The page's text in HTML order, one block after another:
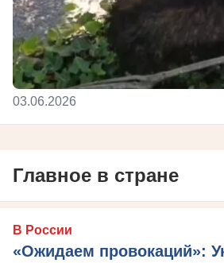
03.06.2026
Главное в стране
В России
«Ожидаем провокаций»: